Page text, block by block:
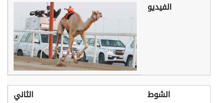
الفيديو
الشوط
الثاني